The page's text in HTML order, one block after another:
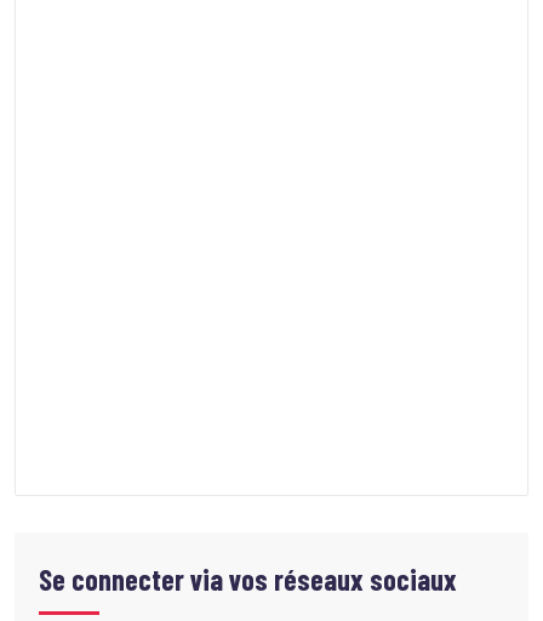
Se connecter via vos réseaux sociaux